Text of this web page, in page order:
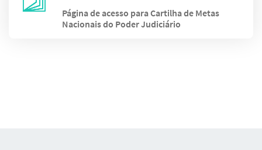
Página de acesso para Cartilha de Metas
Nacionais do Poder Judiciário